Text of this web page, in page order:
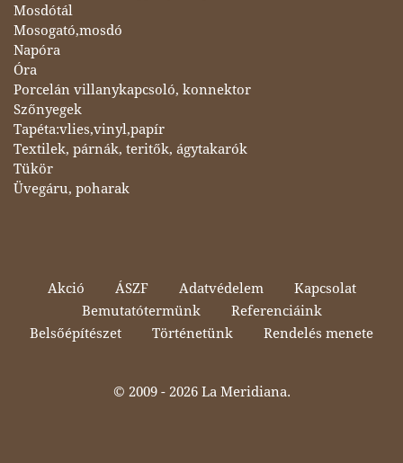
Mosdótál
Mosogató,mosdó
Napóra
Óra
Porcelán villanykapcsoló, konnektor
Szőnyegek
Tapéta:vlies,vinyl,papír
Textilek, párnák, teritők, ágytakarók
Tükör
Üvegáru, poharak
Akció ÁSZF Adatvédelem
Kapcsolat
Bemutatótermünk
Referenciáink
Belsőépítészet
Történetünk Rendelés menete
© 2009 - 2026 La Meridiana.